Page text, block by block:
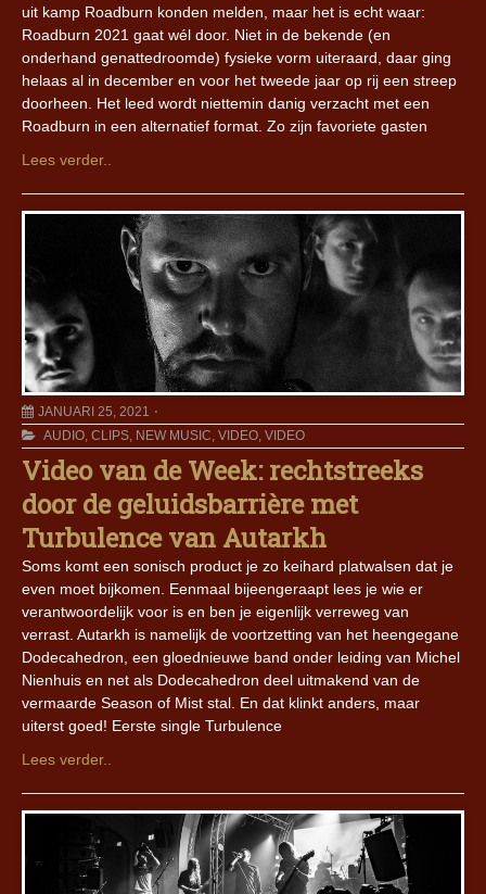
uit kamp Roadburn konden melden, maar het is echt waar:
Roadburn 2021 gaat wél door. Niet in de bekende (en
onderhand genattedroomde) fysieke vorm uiteraard, daar ging
helaas al in december en voor het tweede jaar op rij een streep
doorheen. Het leed wordt niettemin danig verzacht met een
Roadburn in een alternatief format. Zo zijn favoriete gasten
Lees verder..
JANUARI 25, 2021
AUDIO, CLIPS, NEW MUSIC, VIDEO, VIDEO
Video van de Week: rechtstreeks
door de geluidsbarrière met
Turbulence van Autarkh
Soms komt een sonisch product je zo keihard platwalsen dat je
even moet bijkomen. Eenmaal bijeengeraapt lees je wie er
verantwoordelijk voor is en ben je eigenlijk verreweg van
verrast. Autarkh is namelijk de voortzetting van het heengegane
Dodecahedron, een gloednieuwe band onder leiding van Michel
Nienhuis en net als Dodecahedron deel uitmakend van de
vermaarde Season of Mist stal. En dat klinkt anders, maar
uiterst goed! Eerste single Turbulence
Lees verder..